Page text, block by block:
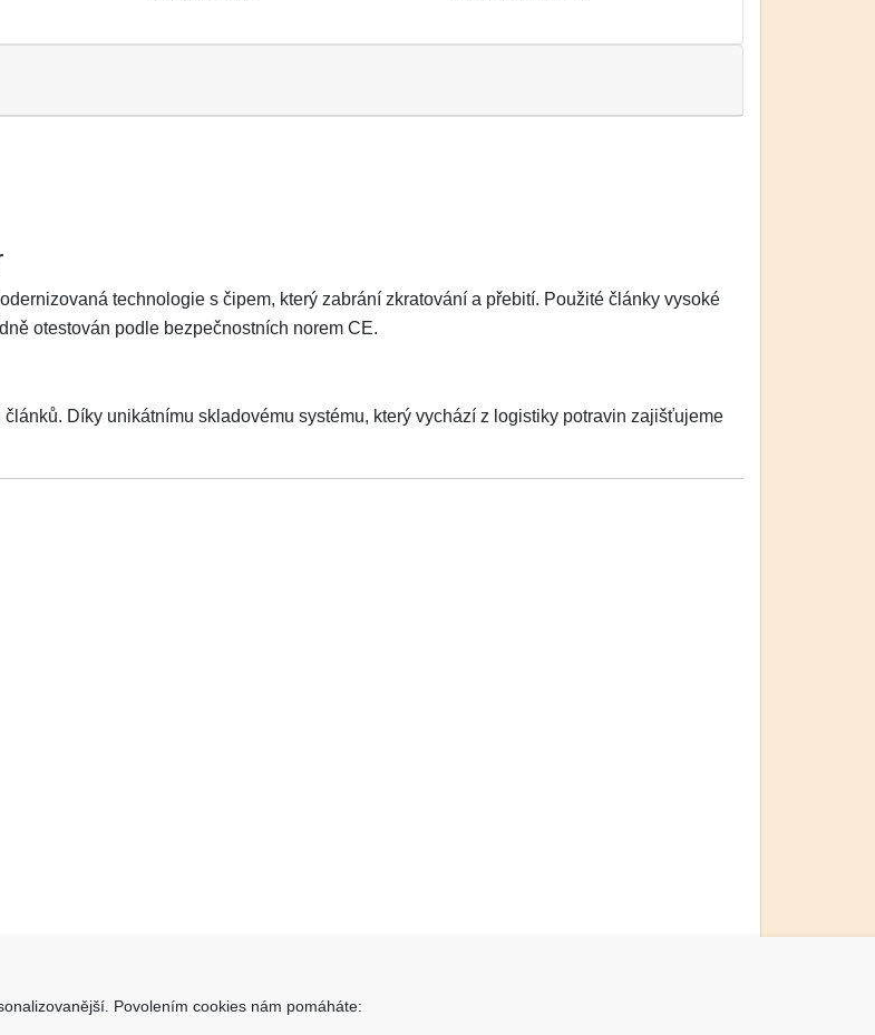
technologie s čipem, který zabrání zkratování a přebití. Použité články vysoké
otestován podle bezpečnostních norem CE.
Díky unikátnímu skladovému systému, který vychází z logistiky potravin zajišťujeme
Povolením cookies nám pomáháte: